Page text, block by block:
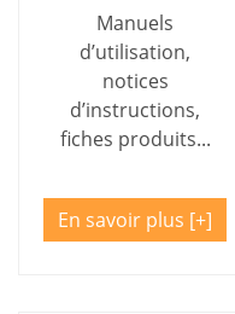
Manuels
d’utilisation,
notices
d’instructions,
fiches produits...
En savoir plus